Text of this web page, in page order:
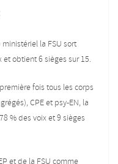
ministériel la FSU sort
obtient 6 sièges sur 15.
fois tous les corps
CPE et psy-EN, la
% des voix et 9 sièges